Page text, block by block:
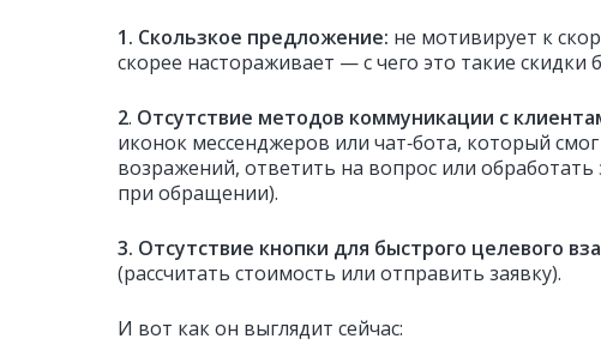
1. Скользкое предложение: не мотивирует к
скорее настораживает — с чего это такие скидки
2. Отсутствие методов коммуникации с
иконок мессенджеров или чат‑бота, который
возражений, ответить на вопрос или обработать
при обращении).
3. Отсутствие кнопки для быстрого целевого
(рассчитать стоимость или отправить заявку).
И вот как он выглядит сейчас: